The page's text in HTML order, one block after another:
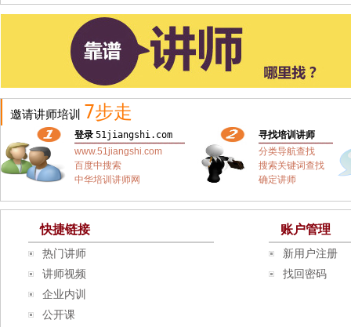
邀请讲师培训 7步走
登录 51jiangshi.com
www.51jiangshi.com
百度中搜索
中华培训讲师网
寻找培训讲师
分类导航查找
搜索关键词查找
确定讲师
快捷链接
热门讲师
讲师视频
企业内训
公开课
账户管理
新用户注册
找回密码